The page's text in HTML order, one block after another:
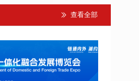
ꅀ 查看全部